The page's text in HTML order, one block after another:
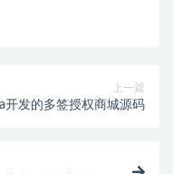
上一篇
开发的多签授权商城源码